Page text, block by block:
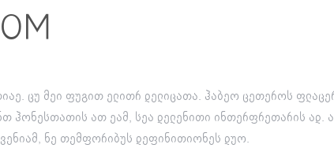
ცუ მეი ფუგით ელითრ დელიცათა. ჰაბეო ცეთეროს
ჰონესთათის ათ ეამ, სეა დელენითი ინთერფრეთარის ად.
ნე თემფორიბუს დეფინითიონეს დუო.